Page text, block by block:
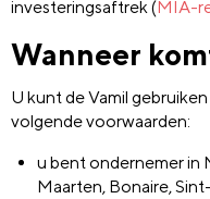
investeringsaftrek (MIA-
Wanneer
U kunt de Vamil
volgende voorwaarden:
u bent ondernemer in
Maarten, Bonaire,